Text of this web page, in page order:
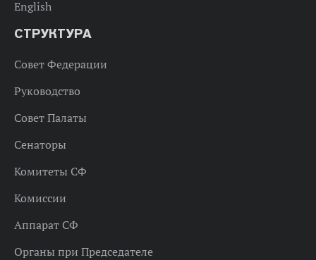
English
СТРУКТУРА
Совет Федерации
Руководство
Совет Палаты
Сенаторы
Комитеты СФ
Комиссии
Аппарат СФ
Органы при Председателе